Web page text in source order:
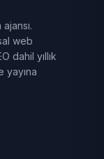
web
dahil yıllık
yayına